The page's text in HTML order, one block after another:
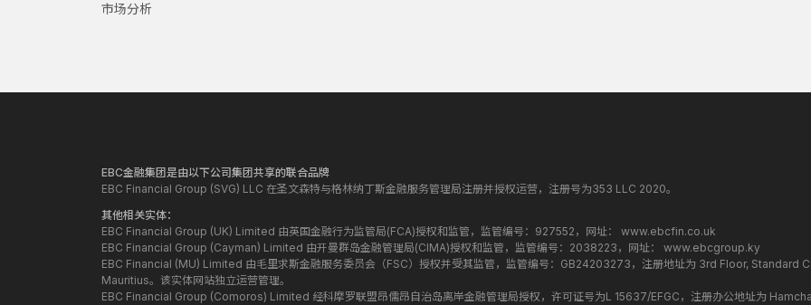
市场分析
EBC金融集团是由以下公司集团共享的联合品牌
EBC Financial Group (SVG) LLC 在圣文森特与格林纳丁斯金融服务管理局注册并授权运营，注册号为353 LLC 2020。
其他相关实体：
EBC Financial Group (UK) Limited 由英国金融行为监管局(FCA)授权和监管，监管编号：927552，网址： www.ebcfin.co.uk
EBC Financial Group (Cayman) Limited 由开曼群岛金融管理局(CIMA)授权和监管，监管编号：2038223，网址： www.ebcgroup.ky
EBC Financial (MU) Limited 由毛里求斯金融服务委员会（FSC）授权并受其监管，监管编号：GB24203273，注册地址为 3rd Floor,
Mauritius。该实体网站独立运营管理。
EBC Financial Group (Comoros) Limited 经科摩罗联盟昂儒昂自治岛离岸金融管理局授权，许可证号为L 15637/EFGC，注册办公地址为